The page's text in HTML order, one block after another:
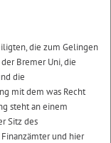
die zum Gelingen
Bremer Uni, die
die
mit dem was Recht
steht an einem
Sitz des
und hier